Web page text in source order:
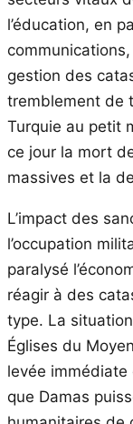
l’éducation, en
communications,
gestion des
tremblement de
Turquie au petit
ce jour la mort
massives et la
L’impact des
l’occupation
paralysé
réagir à des
type. La
Églises du
levée
que Damas